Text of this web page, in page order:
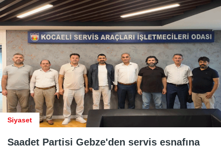
Siyaset
Saadet Partisi Gebze'den servis esnafına